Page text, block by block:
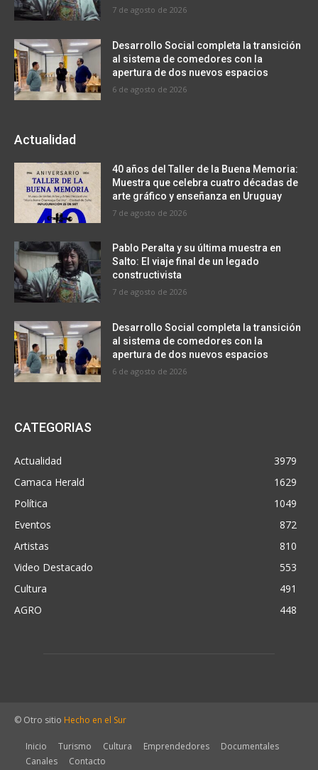
7 de agosto de 2026
Desarrollo Social completa la transición
al sistema de comedores con la
apertura de dos nuevos espacios
6 de agosto de 2026
Actualidad
40 años del Taller de la Buena Memoria:
Muestra que celebra cuatro décadas de
arte gráfico y enseñanza en Uruguay
7 de agosto de 2026
Pablo Peralta y su última muestra en
Salto: El viaje final de un legado
constructivista
7 de agosto de 2026
Desarrollo Social completa la transición
al sistema de comedores con la
apertura de dos nuevos espacios
6 de agosto de 2026
CATEGORIAS
Actualidad
3979
Camaca Herald
1629
Política
1049
Eventos
872
Artistas
810
Video Destacado
553
Cultura
491
AGRO
448
© Otro sitio Hecho en el Sur
Inicio Turismo Cultura Emprendedores
Documentales
Canales
Contacto